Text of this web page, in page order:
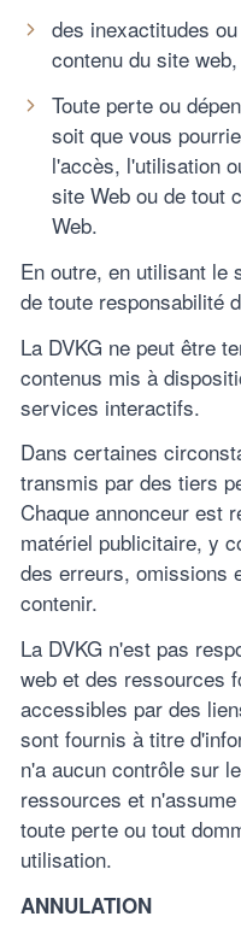
des inexactitudes
contenu du site
Toute perte ou
soit que vous
l'accès, l'utilisation
site Web ou de tout
Web.
En outre, en utilisant le
de toute responsabilité
La DVKG ne peut être
contenus mis à
services interactifs.
Dans certaines
transmis par des tiers
Chaque annonceur est
matériel publicitaire, y
des erreurs, omissions
contenir.
La DVKG n'est pas
web et des ressources
accessibles par des
sont fournis à titre
n'a aucun contrôle sur
ressources et
toute perte ou tout
utilisation.
ANNULATION